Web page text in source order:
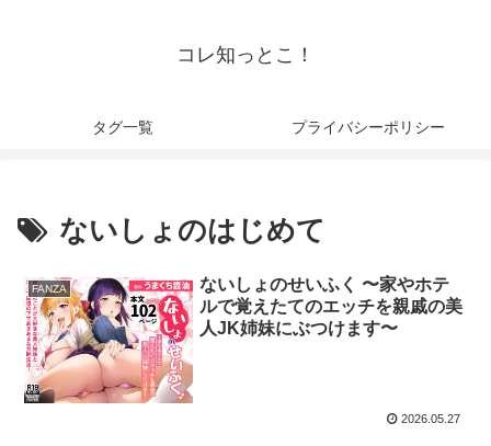
コレ知っとこ！
タグ一覧 プライバシーポリシー
ないしょのはじめて
FANZA
ないしょのせいふく 〜家やホテ
ルで覚えたてのエッチを親戚の美
人JK姉妹にぶつけます〜
2026.05.27